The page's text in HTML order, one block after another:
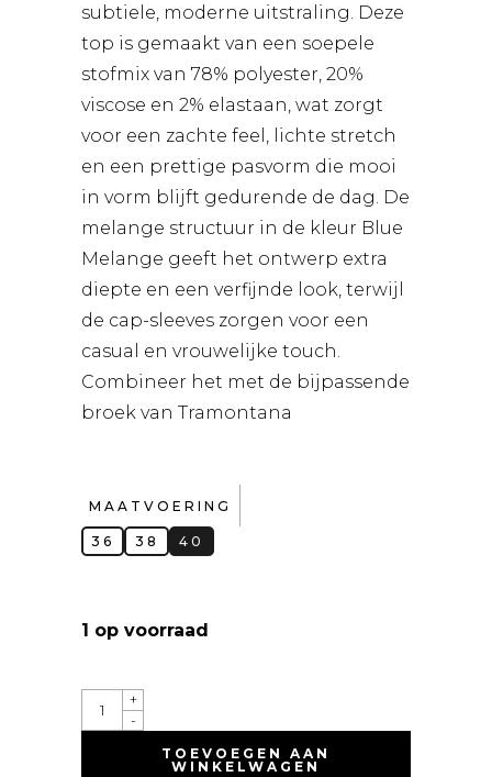
subtiele, moderne uitstraling. Deze
top is gemaakt van een soepele
stofmix van 78% polyester, 20%
viscose en 2% elastaan, wat zorgt
voor een zachte feel, lichte stretch
en een prettige pasvorm die mooi
in vorm blijft gedurende de dag. De
melange structuur in de kleur Blue
Melange geeft het ontwerp extra
diepte en een verfijnde look, terwijl
de cap-sleeves zorgen voor een
casual en vrouwelijke touch.
Combineer het met de bijpassende
broek van Tramontana
MAATVOERING
36 38 40
1 op voorraad
QUANTITY
-
+
TOEVOEGEN AAN
WINKELWAGEN